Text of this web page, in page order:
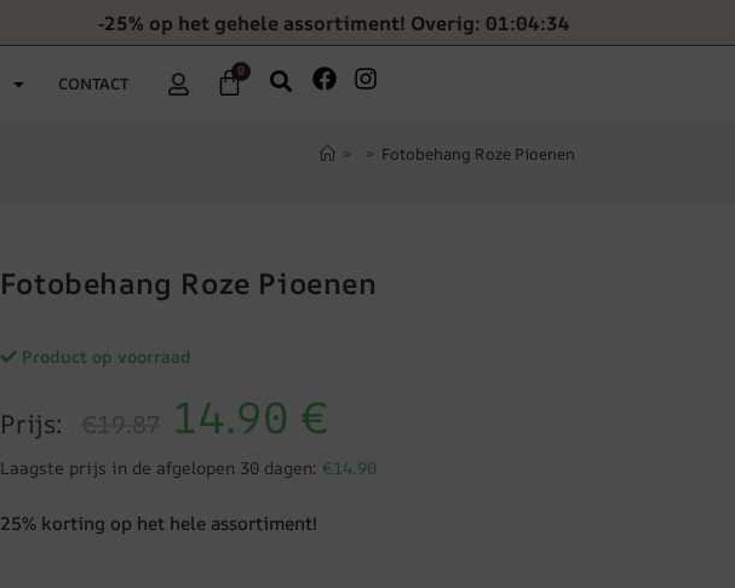
-25% op het gehele assortiment! Overig: 01:04:33
CONTACT
0
> > Fotobehang Roze Pioenen
Fotobehang Roze Pioenen
Product op voorraad
Prijs: €19.87 14.90 €
Laagste prijs in de afgelopen 30 dagen: €14.90
25% korting op het hele assortiment!